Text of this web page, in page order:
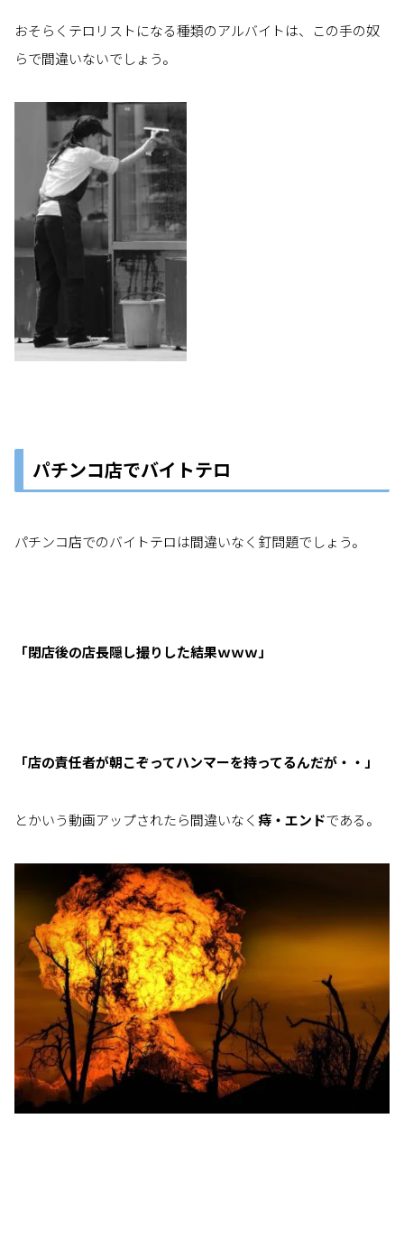
おそらくテロリストになる種類のアルバイトは、この手の奴
らで間違いないでしょう。
パチンコ店でバイトテロ
パチンコ店でのバイトテロは間違いなく釘問題でしょう。
「閉店後の店長隠し撮りした結果ｗｗｗ」
「店の責任者が朝こぞってハンマーを持ってるんだが・・」
とかいう動画アップされたら間違いなく痔・エンドである。